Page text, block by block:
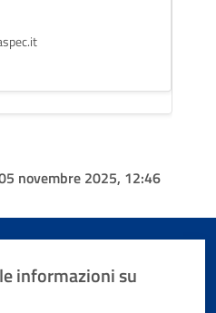
novembre 2025, 12:46
informazioni su